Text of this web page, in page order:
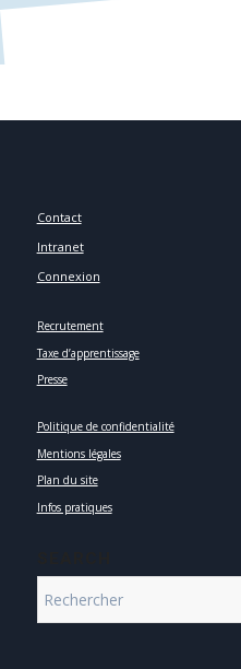
Contact
Intranet
Connexion
Recrutement
Taxe d’apprentissage
Presse
Politique de confidentialité
Mentions légales
Plan du site
Infos pratiques